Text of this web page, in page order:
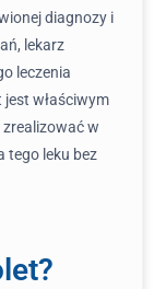
diagnozy i
lekarz
leczenia
właściwym
w
tego leku bez